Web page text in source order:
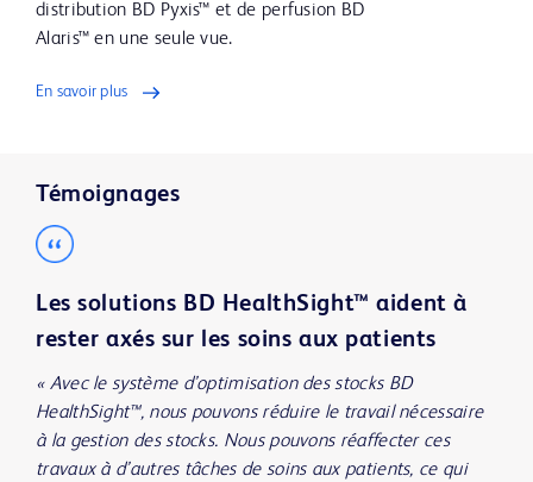
distribution BD Pyxis™ et de perfusion BD
Alaris™ en une seule vue.
En savoir plus
Témoignages
Les solutions BD HealthSight™ aident à
rester axés sur les soins aux patients
« Avec le système d’optimisation des stocks BD
HealthSight™, nous pouvons réduire le travail nécessaire
à la gestion des stocks. Nous pouvons réaffecter ces
travaux à d’autres tâches de soins aux patients, ce qui